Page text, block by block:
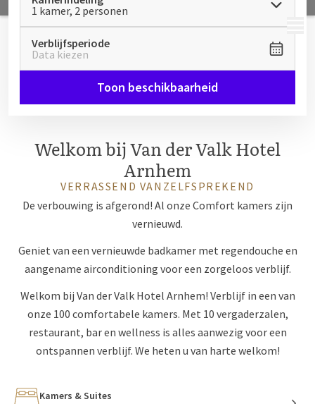
MENU
1 kamer, 2 personen
Verblijfsperiode
Data kiezen
Toon beschikbaarheid
Welkom bij Van der Valk Hotel
Arnhem
VERRASSEND VANZELFSPREKEND
De verbouwing is afgerond! Al onze Comfort kamers zijn
vernieuwd.
Geniet van een vernieuwde badkamer met regendouche en
aangename airconditioning voor een zorgeloos verblijf.
Welkom bij Van der Valk Hotel Arnhem! Verblijf in een van
onze 100 comfortabele kamers. Met 10 vergaderzalen,
restaurant, bar en wellness is alles aanwezig voor een
ontspannen verblijf. We heten u van harte welkom!
Kamers & Suites